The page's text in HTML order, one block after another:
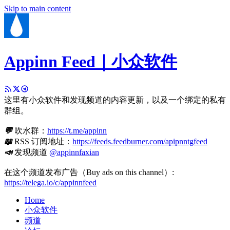
Skip to main content
Appinn Feed｜小众软件
这里有小众软件和发现频道的内容更新，以及一个绑定的私有
群组。
💬吹水群： https://t.me/appinn
📖RSS 订阅地址： https://feeds.feedburner.com/apipnntgfeed
📣发现频道 @appinnfaxian
在这个频道发布广告（Buy ads on this channel）:
https://telega.io/c/appinnfeed
Home
小众软件
频道